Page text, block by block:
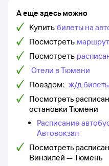
А еще здесь можно
Купить билеты на
Посмотреть
Посмотреть
Отели в Тюмени
Поездом: ж/д
Посмотреть
остановки Тюмени
Расписание
Автовокзал
Посмотреть
Винзилей — Тюмень